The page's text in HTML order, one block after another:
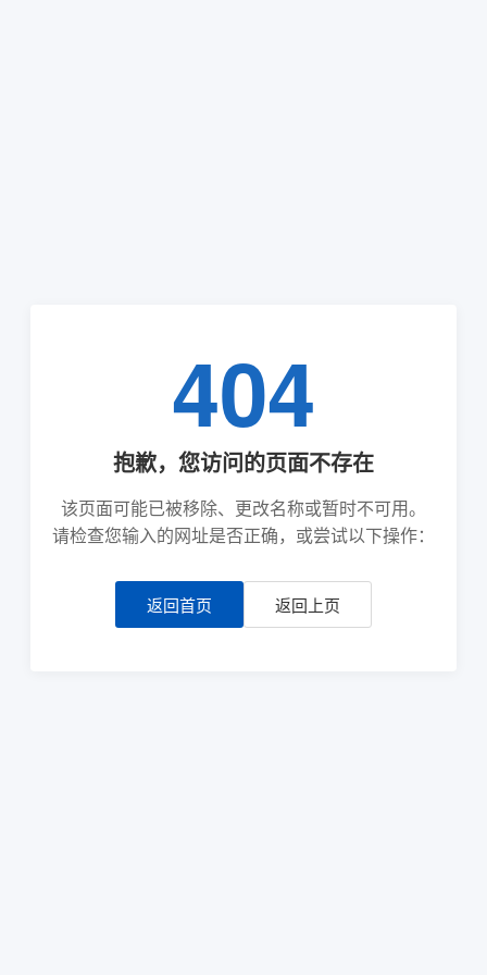
404
抱歉，您访问的页面不存在
该页面可能已被移除、更改名称或暂时不可用。
请检查您输入的网址是否正确，或尝试以下操作：
返回首页 返回上页